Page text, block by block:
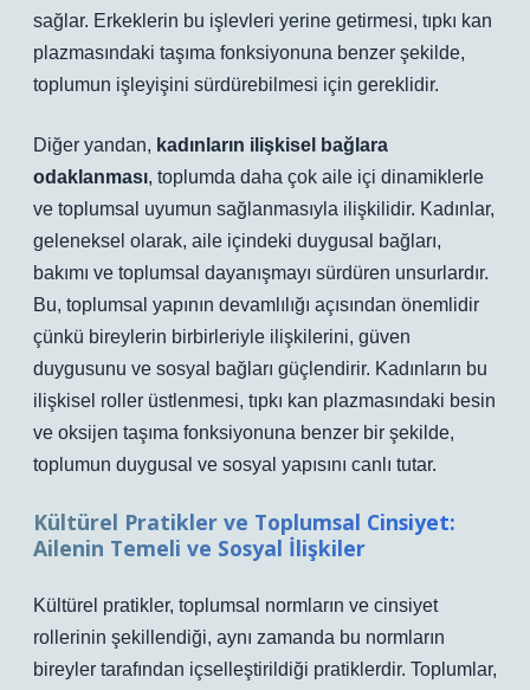
sağlar. Erkeklerin bu işlevleri yerine getirmesi, tıpkı kan
plazmasındaki taşıma fonksiyonuna benzer şekilde,
toplumun işleyişini sürdürebilmesi için gereklidir.
Diğer yandan, kadınların ilişkisel bağlara
odaklanması, toplumda daha çok aile içi dinamiklerle
ve toplumsal uyumun sağlanmasıyla ilişkilidir. Kadınlar,
geleneksel olarak, aile içindeki duygusal bağları,
bakımı ve toplumsal dayanışmayı sürdüren unsurlardır.
Bu, toplumsal yapının devamlılığı açısından önemlidir
çünkü bireylerin birbirleriyle ilişkilerini, güven
duygusunu ve sosyal bağları güçlendirir. Kadınların bu
ilişkisel roller üstlenmesi, tıpkı kan plazmasındaki besin
ve oksijen taşıma fonksiyonuna benzer bir şekilde,
toplumun duygusal ve sosyal yapısını canlı tutar.
Kültürel Pratikler ve Toplumsal Cinsiyet:
Ailenin Temeli ve Sosyal İlişkiler
Kültürel pratikler, toplumsal normların ve cinsiyet
rollerinin şekillendiği, aynı zamanda bu normların
bireyler tarafından içselleştirildiği pratiklerdir. Toplumlar,